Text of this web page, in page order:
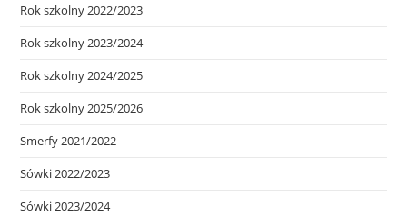
Rok szkolny 2022/2023
Rok szkolny 2023/2024
Rok szkolny 2024/2025
Rok szkolny 2025/2026
Smerfy 2021/2022
Sówki 2022/2023
Sówki 2023/2024